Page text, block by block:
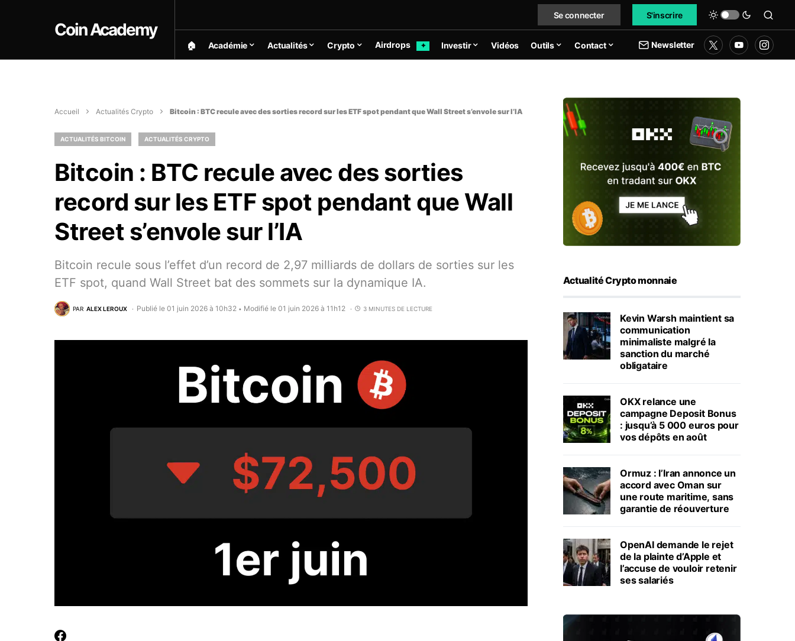
Coin Academy
Se connecter S'inscrire
🏠︎ Académie Actualités Crypto Airdrops ✦ Investir Vidéos Outils Contact Newsletter
Accueil Actualités Crypto Bitcoin : BTC recule avec des sorties record sur les ETF spot pendant que Wall Street s’envole sur l’IA
ACTUALITÉS BITCOIN ACTUALITÉS CRYPTO
Bitcoin : BTC recule avec des sorties
record sur les ETF spot pendant que Wall
Street s’envole sur l’IA
Bitcoin recule sous l’effet d’un record de 2,97 milliards de dollars de sorties sur les
ETF spot, quand Wall Street bat des sommets sur la dynamique IA.
PAR ALEX LEROUX Publié le 01 juin 2026 à 10h32 • Modifié le 01 juin 2026 à 11h12 3 MINUTES DE LECTURE
Actualité Crypto monnaie
Kevin Warsh maintient sa
communication
minimaliste malgré la
sanction du marché
obligataire
OKX relance une
campagne Deposit Bonus
: jusqu’à 5 000 euros pour
vos dépôts en août
Ormuz : l’Iran annonce un
accord avec Oman sur
une route maritime, sans
garantie de réouverture
OpenAI demande le rejet
de la plainte d’Apple et
l’accuse de vouloir retenir
ses salariés